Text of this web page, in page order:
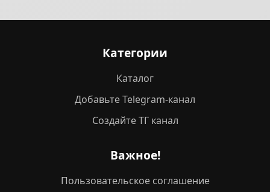
Категории
Каталог
Добавьте Telegram-канал
Создайте ТГ канал
Важное!
Пользовательское соглашение